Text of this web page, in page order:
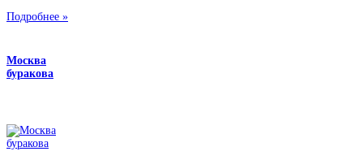
Подробнее »
Москва
буракова